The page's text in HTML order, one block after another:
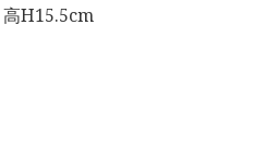
H15.5cm